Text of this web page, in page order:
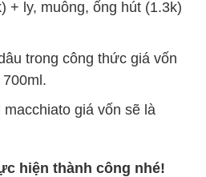
+ ly, muỗng, ống hút (1.3k)
trong công thức giá vốn
giá vốn sẽ là
hiện thành công nhé!